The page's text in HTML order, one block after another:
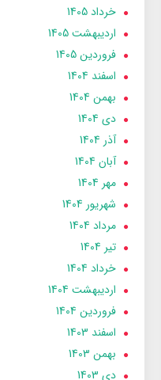
خرداد 1405
ارديبهشت 1405
فروردین 1405
اسفند 1404
بهمن 1404
دی 1404
آذر 1404
آبان 1404
مهر 1404
شهریور 1404
مرداد 1404
تير 1404
خرداد 1404
ارديبهشت 1404
فروردین 1404
اسفند 1403
بهمن 1403
دی 1403